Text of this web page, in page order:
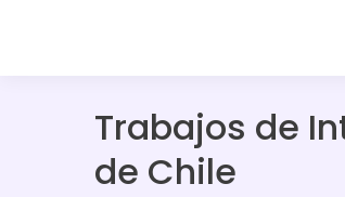
Trabajos de
de Chile